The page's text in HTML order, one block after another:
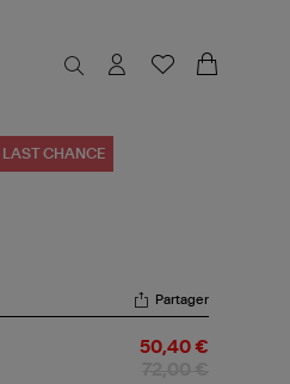
LAST CHANCE
Partager
50,40 €